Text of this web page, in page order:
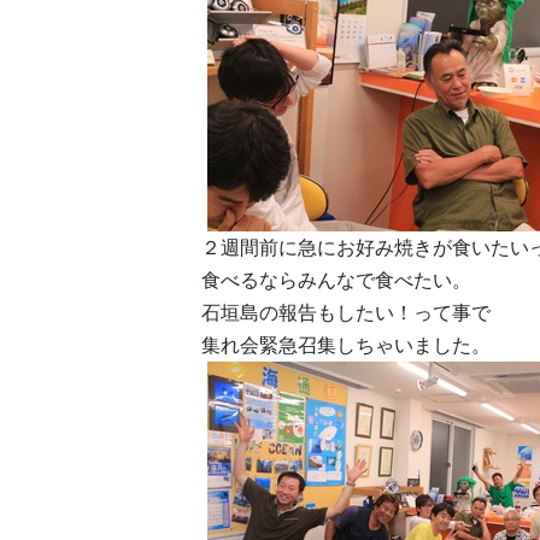
２週間前に急にお好み焼きが食いたい
食べるならみんなで食べたい。
石垣島の報告もしたい！って事で
集れ会緊急召集しちゃいました。